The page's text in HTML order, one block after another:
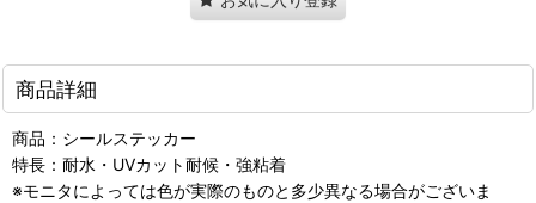
商品詳細
商品：シールステッカー
特長：耐水・UVカット耐候・強粘着
※モニタによっては色が実際のものと多少異なる場合がございま